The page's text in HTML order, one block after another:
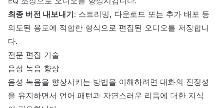
최종 버전 내보내기: 스트리밍, 다운로드 또는 추가 배포 등
의도된 용도에 적합한 형식으로 편집된 오디오를 저장합니
다.
전문 편집 기술
음성 녹음 향상
음성 녹음을 향상시키는 방법을 이해하려면 대화의 진정성
을 유지하면서 언어 패턴과 자연스러운 리듬에 대한 지식